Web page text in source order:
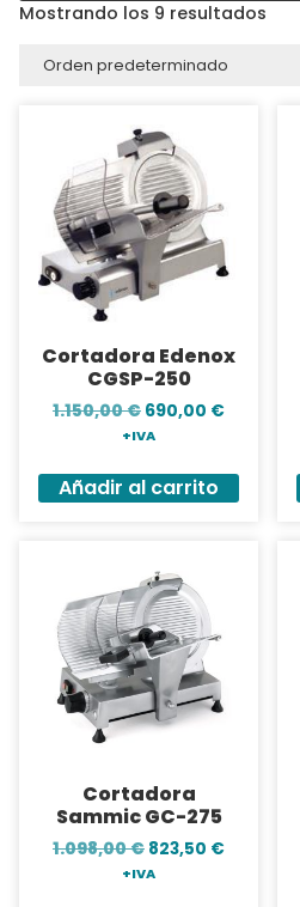
Mostrando los 9 resultados
Cortadora Edenox
CGSP-250
1.150,00€ 690,00 €
+IVA
Añadir al carrito
Cortadora
Sammic GC-275
1.098,00€ 823,50 €
+IVA